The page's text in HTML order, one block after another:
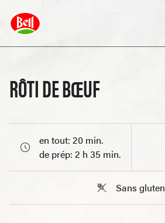
RÔTI DE BŒUF
en tout: 20 min.
de prép: 2 h 35 min.
Sans gluten